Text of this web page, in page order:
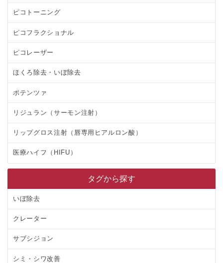
ピコトーニング
ピコフラクショナル
ピコレーザー
ほくろ除去・いぼ除去
ポテンツァ
リジュラン（サーモン注射）
リップグロス注射（唇専用ヒアルロン酸）
医療ハイフ（HIFU）
タグから探す
いぼ除去
クレーター
サブシジョン
シミ・シワ改善